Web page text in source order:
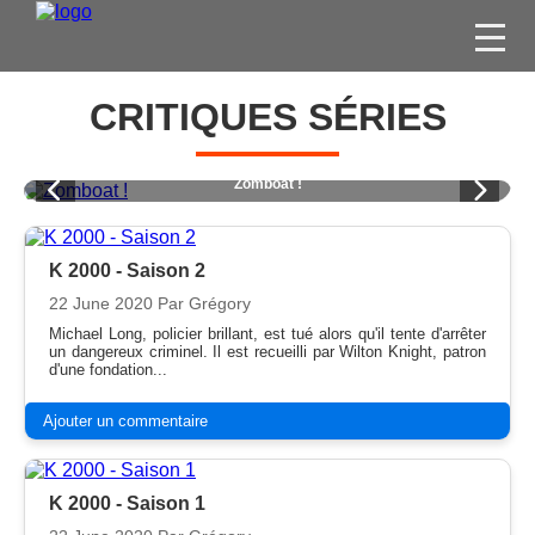
SÉRIES
DVD / BLU-RAY / SVOD
MEMBRE
CRITIQUES SÉRIES
Young Sheldon - L'Intégrale
K 2000 - Saison 2
22 June 2020 Par Grégory
Michael Long, policier brillant, est tué alors qu'il tente d'arrêter
un dangereux criminel. Il est recueilli par Wilton Knight, patron
d'une fondation...
Ajouter un commentaire
K 2000 - Saison 1